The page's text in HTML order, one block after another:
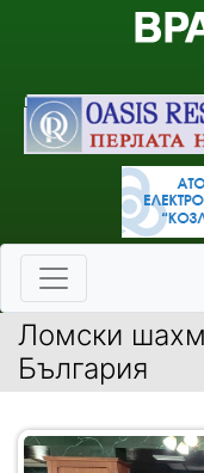
Ломски
България